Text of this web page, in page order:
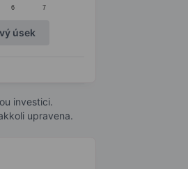
6 7
úsek
investici.
upravena.